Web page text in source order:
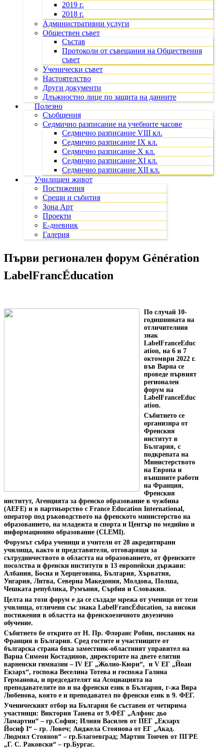
2019 г.
2018 г.
Административни услуги
Обществен съвет
Състав
Протоколи от съвещания на Обществения
съвет
Ученически съвет
Настоятелство
Други документи
Длъжностно лице по защита на данните
Полезно
Съобщения
Седмично разписание на учебните часове
Седмично разписание VIII кл.
Седмично разписание IX кл.
Седмично разписание X кл.
Седмично разписание XI кл.
Седмично разписание XII кл.
Училищен живот
Постижения
Срещи и събития
Зона Арт
Проекти
Е-дневник
Галерия
Първи регионален форум Génération
LabelFrancÉducation
По случай 10-
годишнината на
отличителния
знак
LabelFranceEduc
ation, на 6 и 7
октомври 2022 г.
във Варна се
проведе първият
регионален
форум на
LabelFranceEduc
ation.
Събитието се
организира от
Френския
институт в
България, с
подкрепата на
Министерството
на Европа и
външните работи
на Франция,
Френския
институт, Агенцията за френско образование в чужбина
(AEFE) и в партньорство с France Education International,
оператор под ръководството на френското министерство на
образованието, на младежта и спорта и Център по медийно и
информационно образование (CLEMI).
Форумът събра ученици и учители от 28 акредитирани
училища, както и представители, отговарящи за
сътрудничеството в областта на образованието, от френските
посолства и френски институти в 13 европейски държави:
Албания, Босна и Херцеговина, България, Хърватия,
Унгария, Литва, Северна Македония, Молдова, Полша,
Чешката република, Румъния, Сърбия и Словакия.
Целта на този форум е да се създаде мрежа от ученици от тези
училища, отличени със знака LabelFrancÉducation, за високи
постижения в областта на френскоезичното двуезично
обучение.
Събитието бе открито от Н. Пр. Флоранс Робин, посланик на
Франция в България. Сред гостите и участниците от
българска страна бяха заместник-областният управител на
Варна Симеон Костадинов, директорите на двете елитни
варненски гимназии – IV ЕГ „Жолио-Кюри“, и V ЕГ „Йоан
Екзарх“, госпожа Веселина Тотева и госпожа Галина
Германова, и председателят на Асоциацията на
преподавателите по и на френски език в България, г-жа Вяра
Любенова, която е и преподавател по френски език в 9. ФЕГ.
Ученическият отбор на България бе съставен от четирима
участници: Виктория Танева от 9.ФЕГ „Алфонс дьо
Ламартин“ – гр.София; Илиян Василев от ПЕГ „Екзарх
Йосиф I“ – гр. Ловеч; Анджела Стоянова от ЕГ „Акад.
Людмил Стоянов“ – гр.Благоевград; Мартин Тончев от ПГРЕ
„Г. С. Раковски“ – гр.Бургас.